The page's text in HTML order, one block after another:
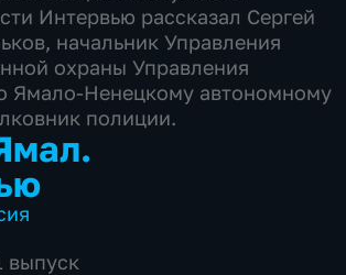
Интервью рассказал Сергей
начальник Управления
охраны Управления
Ямало-Ненецкому автономному
полиции.
выпуск